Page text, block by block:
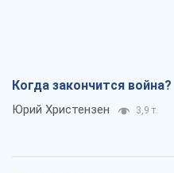
Когда закончится война?
Юрий Христензен 3,9 т.